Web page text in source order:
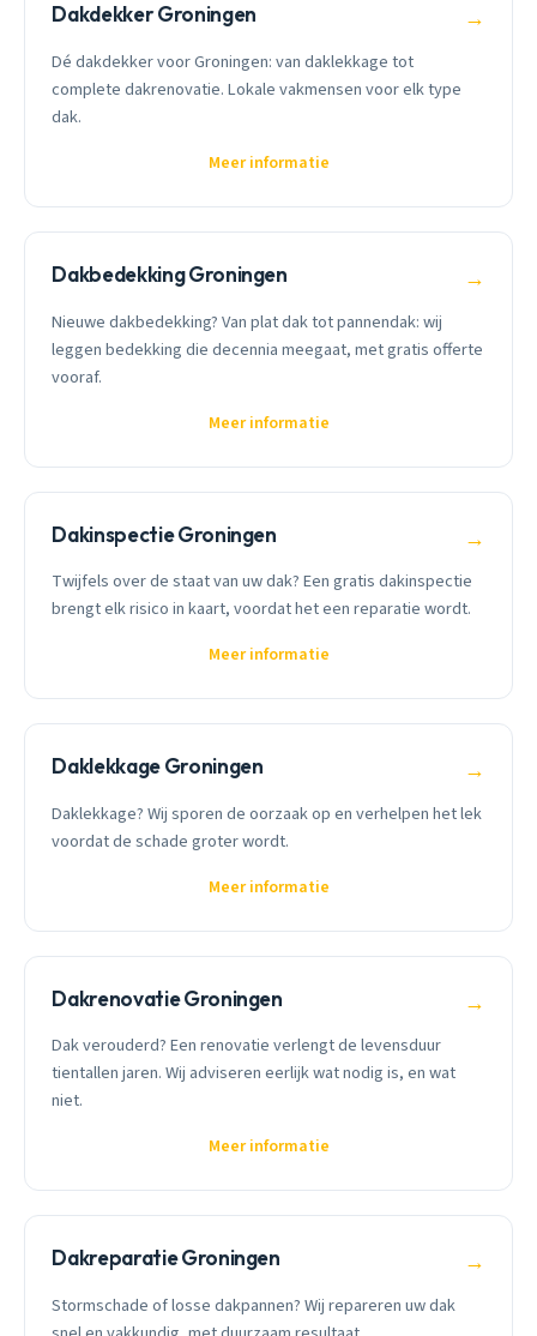
Dakdekker Groningen →
Dé dakdekker voor Groningen: van daklekkage tot
complete dakrenovatie. Lokale vakmensen voor elk type
dak.
Meer informatie
Dakbedekking Groningen →
Nieuwe dakbedekking? Van plat dak tot pannendak: wij
leggen bedekking die decennia meegaat, met gratis offerte
vooraf.
Meer informatie
Dakinspectie Groningen →
Twijfels over de staat van uw dak? Een gratis dakinspectie
brengt elk risico in kaart, voordat het een reparatie wordt.
Meer informatie
Daklekkage Groningen →
Daklekkage? Wij sporen de oorzaak op en verhelpen het lek
voordat de schade groter wordt.
Meer informatie
Dakrenovatie Groningen →
Dak verouderd? Een renovatie verlengt de levensduur
tientallen jaren. Wij adviseren eerlijk wat nodig is, en wat
niet.
Meer informatie
Dakreparatie Groningen →
Stormschade of losse dakpannen? Wij repareren uw dak